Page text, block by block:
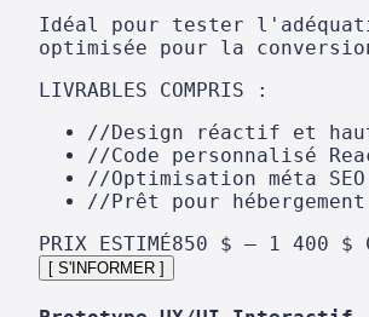
Idéal pour tester
optimisée pour la
LIVRABLES COMPRIS :
//Design réactif et
//Code personnalisé
//Optimisation méta SEO
//Prêt pour
PRIX ESTIMÉ850 $ – 1 400 $
[ S'INFORMER ]